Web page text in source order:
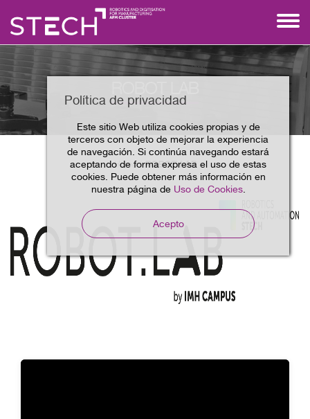
Política de privacidad
Este sitio Web utiliza cookies propias y de
terceros con objeto de mejorar la experiencia
de navegación. Si continúa navegando estará
aceptando de forma expresa el uso de estas
cookies. Puede obtener más información en
nuestra página de Uso de Cookies.
Acepto
Home ROBOT LAB